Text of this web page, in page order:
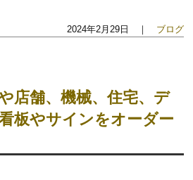
2024年2月29日 ｜ ブログ
店舗、機械、住宅、デ
板やサインをオーダー